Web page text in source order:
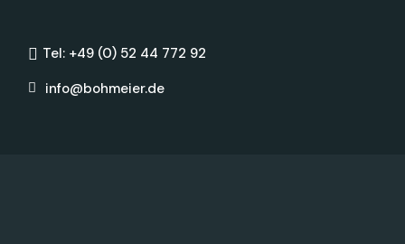
Tel: +49 (0) 52 44 772 92
info@bohmeier.de